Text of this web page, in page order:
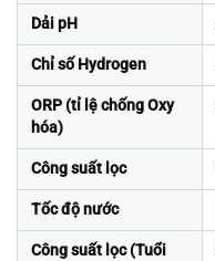
Dải pH
Chỉ số Hydrogen
ORP (tỉ lệ chống Oxy
hóa)
Công suất lọc
Tốc độ nước
Công suất lọc (Tuổi